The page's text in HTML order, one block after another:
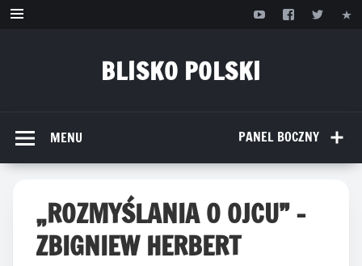
Przejdź
BLISKO POLSKI
PANEL BOCZNY
MENU
„ROZMYŚLANIA O OJCU” –
ZBIGNIEW HERBERT